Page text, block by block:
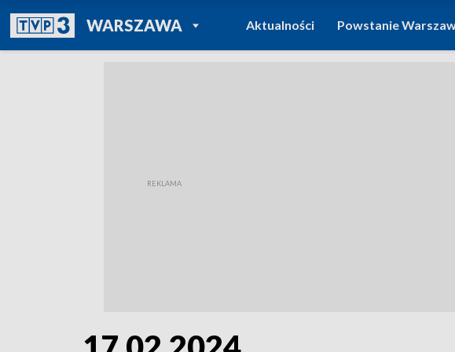
WARSZAWAPOWRÓT DO
TVP REGIONY
Aktualności Powstanie